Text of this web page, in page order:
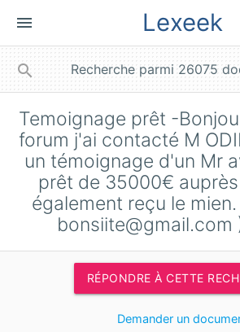
menu Lexeek
search
Temoignage prêt -
forum j'ai contacté M
un témoignage d'un Mr
prêt de 35000€
également reçu le
bonsiite@gmail.com
RÉPONDRE À CETTE
Demander un